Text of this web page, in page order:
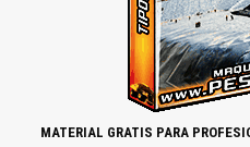
MATERIAL GRATIS PARA